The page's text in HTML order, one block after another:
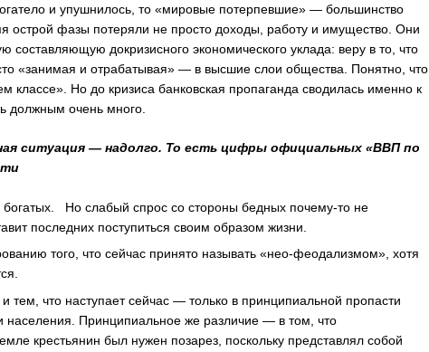
и упушнилось, то «мировые потерпевшие» — большинство
острой фазы потеряли не просто доходы, работу и имущество. Они
составляющую докризисного экономического уклада: веру в то, что
«занимая и отрабатывая» — в высшие слои общества. Понятно, что
классе». Но до кризиса банковская пропаганда сводилась именно к
должным очень много.
ситуация — надолго. То есть цифры официальных «ВВП по
богатых. Но слабый спрос со стороны бедных почему-то не
последних поступиться своим образом жизни.
того, что сейчас принято называть «нео-феодализмом», хотя
что наступает сейчас — только в принципиальной пропасти
Принципиальное же различие — в том, что
крестьянин был нужен позарез, поскольку представлял собой